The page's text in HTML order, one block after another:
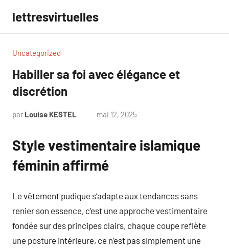
contenu
lettresvirtuelles
Uncategorized
Habiller sa foi avec élégance et
discrétion
par Louise KESTEL mai 12, 2025
Style vestimentaire islamique
féminin affirmé
Le vêtement pudique s’adapte aux tendances sans
renier son essence, c’est une approche vestimentaire
fondée sur des principes clairs, chaque coupe reflète
une posture intérieure, ce n’est pas simplement une